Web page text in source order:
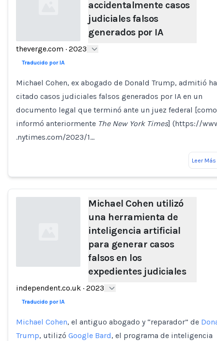
Loading...
accidentalmente casos
judiciales falsos
generados por IA
theverge.com · 2023
Traducido por IA
Michael Cohen, ex abogado de Donald Trump, admitió
citado casos judiciales falsos generados por IA en un
documento legal que terminó ante un juez federal [como
informó anteriormente The New York Times] (https://
.nytimes.com/2023/1…
Leer Más
Loading...
Michael Cohen utilizó
una herramienta de
inteligencia artificial
para generar casos
falsos en los
expedientes judiciales
independent.co.uk · 2023
Traducido por IA
Michael Cohen, el antiguo abogado y “reparador” de
Trump, utilizó Google Bard, el programa de inteligencia